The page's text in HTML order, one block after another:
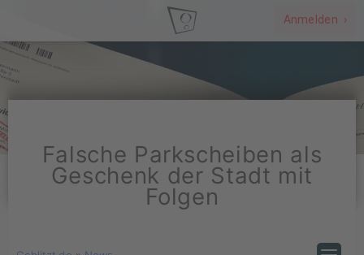
Anmelden ›
Falsche Parkscheiben als
Geschenk der Stadt mit
Folgen